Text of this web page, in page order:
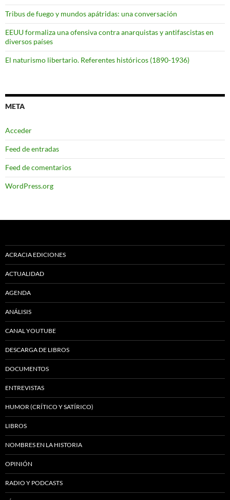
Tribus de fuego y mundos apátridas: una conversación
EEUU formaliza una ofensiva contra anarquistas y antifascistas en
diversos países
El naturismo libertario. Referentes históricos (1890-1936)
META
Acceder
Feed de entradas
Feed de comentarios
WordPress.org
ACRACIA EDICIONES
ACTUALIDAD
AGENDA
ANÁLISIS
CANAL YOUTUBE
DESCARGA DE LIBROS
DOCUMENTOS
ENTREVISTAS
HUMOR (CRÍTICO Y SATÍRICO)
LIBROS
NOMBRES EN LA HISTORIA
OPINIÓN
RADIO Y PODCASTS